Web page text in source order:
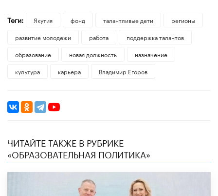
Теги: Якутия фонд талантливые дети
регионы
развитие молодежи
работа
поддержка талантов
образование
новая должность
назначение
культура
карьера Владимир Егоров
ЧИТАЙТЕ ТАКЖЕ В РУБРИКЕ
«ОБРАЗОВАТЕЛЬНАЯ ПОЛИТИКА»